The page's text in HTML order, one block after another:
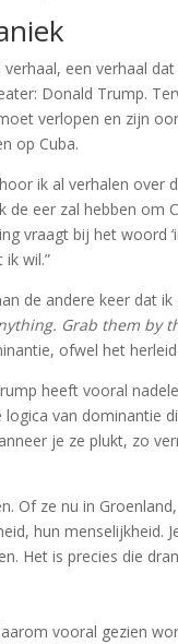
een verhaal
Donald Trump.
verlopen en zijn
op Cuba.
ik al verhalen over
de eer zal hebben om
vraagt bij het woord
wil.”
de andere keer dat
Grab them by
ofwel het
heeft vooral
van dominantie
je ze plukt, zo
Of ze nu in
hun
Het is precies die
vooral gezien